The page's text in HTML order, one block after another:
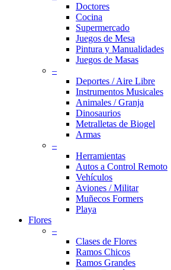
Doctores
Cocina
Supermercado
Juegos de Mesa
Pintura y Manualidades
Juegos de Masas
–
Deportes / Aire Libre
Instrumentos Musicales
Animales / Granja
Dinosaurios
Metralletas de Biogel
Armas
–
Herramientas
Autos a Control Remoto
Vehículos
Aviones / Militar
Muñecos Formers
Playa
Flores
–
Clases de Flores
Ramos Chicos
Ramos Grandes